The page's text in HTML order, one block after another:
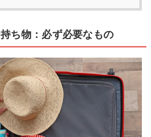
ち物：必ず必要なもの